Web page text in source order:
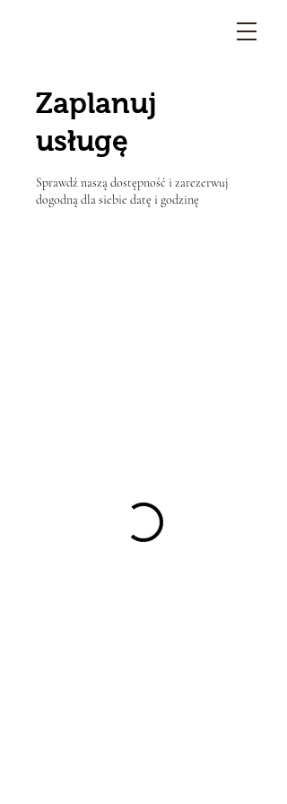
Zaplanuj
usługę
Sprawdź naszą dostępność i zarezerwuj
dogodną dla siebie datę i godzinę